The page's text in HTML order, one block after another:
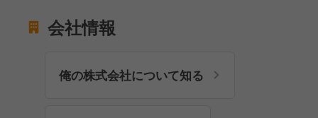
会社情報
俺の株式会社について知る